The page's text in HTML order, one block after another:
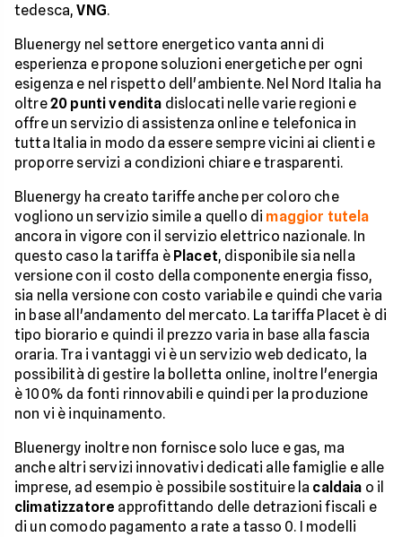
tedesca,VNG.
Bluenergy nel settore energetico vanta anni di
esperienza e propone soluzioni energetiche per ogni
esigenza e nel rispetto dell'ambiente. Nel Nord Italia ha
oltre20 punti vendita dislocati nelle varie regioni e
offre un servizio di assistenza online e telefonica in
tutta Italia in modo da essere sempre vicini ai clienti e
proporre servizi a condizioni chiare e trasparenti.
Bluenergy ha creato tariffe anche per coloro che
vogliono un servizio simile a quello di maggior tutela
ancora in vigore con il servizio elettrico nazionale. In
questo caso la tariffa è Placet, disponibile sia nella
versione con il costo della componente energia fisso,
sia nella versione con costo variabile e quindi che varia
in base all'andamento del mercato. La tariffa Placet è di
tipo biorario e quindi il prezzo varia in base alla fascia
oraria. Tra i vantaggi vi è un servizio web dedicato, la
possibilità di gestire la bolletta online, inoltre l'energia
è 100% da fonti rinnovabili e quindi per la produzione
non vi è inquinamento.
Bluenergy inoltre non fornisce solo luce e gas, ma
anche altri servizi innovativi dedicati alle famiglie e alle
imprese, ad esempio è possibile sostituire la caldaia o il
climatizzatore approfittando delle detrazioni fiscali e
di un comodo pagamento a rate a tasso 0. I modelli